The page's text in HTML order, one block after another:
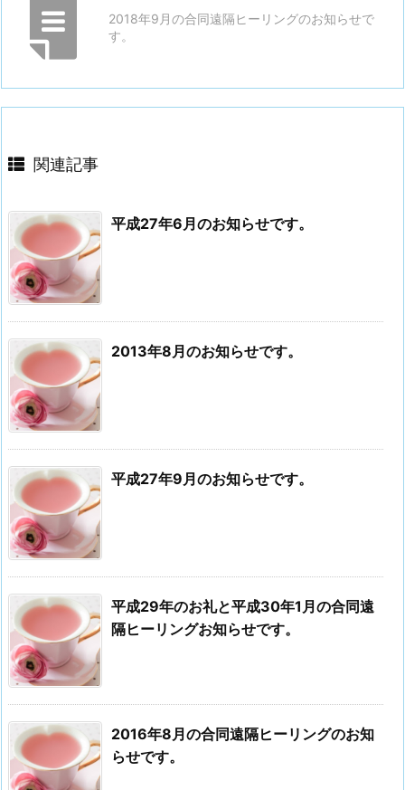
2018年9月の合同遠隔ヒーリングのお知らせで
す。
関連記事
平成27年6月のお知らせです。
2013年8月のお知らせです。
平成27年9月のお知らせです。
平成29年のお礼と平成30年1月の合同遠
隔ヒーリングお知らせです。
2016年8月の合同遠隔ヒーリングのお知
らせです。